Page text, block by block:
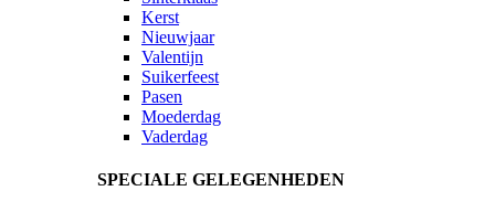
Kerst
Nieuwjaar
Valentijn
Suikerfeest
Pasen
Moederdag
Vaderdag
SPECIALE GELEGENHEDEN